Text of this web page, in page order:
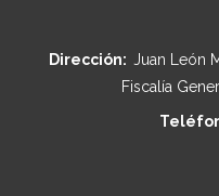
Dirección: Juan León
Fiscalía